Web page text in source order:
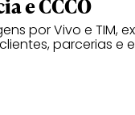
e CCCO
por Vivo e TIM,
parcerias e